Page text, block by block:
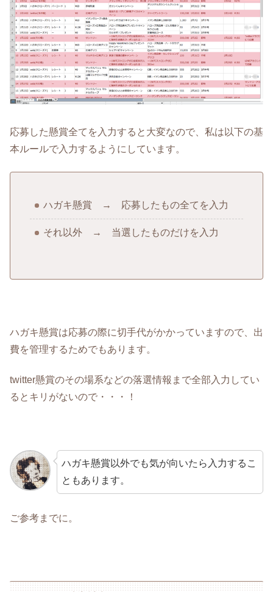
応募した懸賞全てを入力すると大変なので、私は以下の基
本ルールで入力するようにしています。
ハガキ懸賞 → 応募したもの全てを入力
それ以外 → 当選したものだけを入力
ハガキ懸賞は応募の際に切手代がかかっていますので、出
費を管理するためでもあります。
twitter懸賞のその場系などの落選情報まで全部入力してい
るとキリがないので・・・！
ハガキ懸賞以外でも気が向いたら入力するこ
ともあります。
ご参考までに。